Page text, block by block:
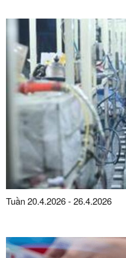
Tuần 20.4.2026 - 26.4.2026